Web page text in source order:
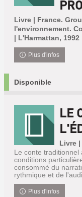
Livre | France.
l'environnement.
| L'Harmattan, 1992
Plus d'infos
Disponible
LE
Livre |
Le conte traditionnel
conditions
consommé du
rythmique et de
Plus d'infos